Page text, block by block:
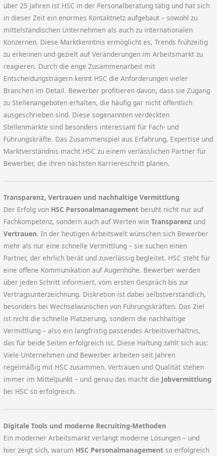
über 25 Jahren ist HSC in der Personalberatung tätig und hat sich
in dieser Zeit ein enormes Kontaktnetz aufgebaut – sowohl zu
mittelständischen Unternehmen als auch zu internationalen
Konzernen. Diese Marktkenntnis ermöglicht es, Trends frühzeitig
zu erkennen und gezielt auf Veränderungen im Arbeitsmarkt zu
reagieren. Durch die enge Zusammenarbeit mit
Entscheidungsträgern kennt HSC die Anforderungen vieler
Branchen im Detail. Bewerber profitieren davon, dass sie Zugang
zu Stellenangeboten erhalten, die häufig gar nicht öffentlich
ausgeschrieben sind. Diese sogenannten verdeckten
Stellenmärkte sind besonders interessant für Fach- und
Führungskräfte. Das Zusammenspiel aus Erfahrung, Expertise und
Marktverständnis macht HSC zu einem verlässlichen Partner für
Bewerber, die ihren nächsten Karriereschritt planen.
Transparenz, Vertrauen und nachhaltige Vermittlung
Der Erfolg von HSC Personalmanagement beruht nicht nur auf
Fachkompetenz, sondern auch auf Werten wieTransparenz und
Vertrauen. In der heutigen Arbeitswelt wünschen sich Bewerber
mehr als nur eine schnelle Vermittlung – sie suchen einen
Partner, der ehrlich berät und zuverlässig begleitet. HSC steht für
eine offene Kommunikation auf Augenhöhe. Bewerber werden
über jeden Schritt informiert, vom ersten Gespräch bis zur
Vertragsunterzeichnung. Diskretion ist dabei selbstverständlich,
besonders bei Wechselwünschen von Führungskräften. Das Ziel
ist nicht die schnelle Platzierung, sondern die nachhaltige
Vermittlung – also ein langfristig passendes Arbeitsverhältnis,
das für beide Seiten erfolgreich ist. Diese Haltung zahlt sich aus:
Viele Unternehmen und Bewerber arbeiten seit Jahren
regelmäßig mit HSC zusammen. Vertrauen und Qualität stehen
immer im Mittelpunkt – und genau das macht die Jobvermittlung
bei HSC so erfolgreich.
Digitale Tools und moderne Recruiting-Methoden
Ein moderner Arbeitsmarkt verlangt moderne Lösungen – und
hier zeigt sich, warum HSC Personalmanagement so erfolgreich